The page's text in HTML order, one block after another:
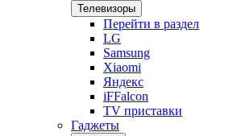
Телевизоры
Перейти в раздел
LG
Samsung
Xiaomi
Яндекс
iFFalcon
TV приставки
Гаджеты